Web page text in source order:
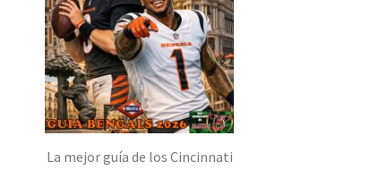
La mejor guía de los Cincinnati